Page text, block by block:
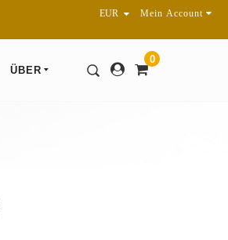
Mein Account
0
ÜBER